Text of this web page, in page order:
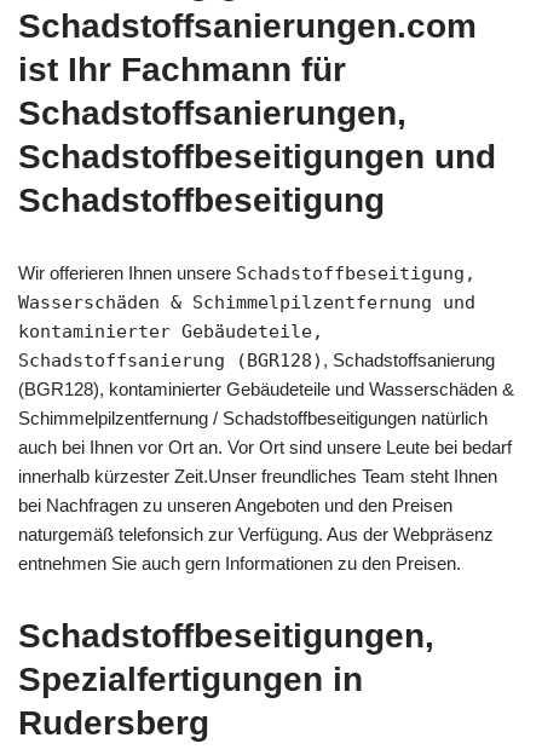
Schadstoffsanierungen.com
ist Ihr Fachmann für
Schadstoffsanierungen,
Schadstoffbeseitigungen und
Schadstoffbeseitigung
Wir offerieren Ihnen unsere Schadstoffbeseitigung,
Wasserschäden & Schimmelpilzentfernung und
kontaminierter Gebäudeteile,
Schadstoffsanierung (BGR128) , Schadstoffsanierung
(BGR128), kontaminierter Gebäudeteile und Wasserschäden &
Schimmelpilzentfernung / Schadstoffbeseitigungen natürlich
auch bei Ihnen vor Ort an. Vor Ort sind unsere Leute bei bedarf
innerhalb kürzester Zeit.Unser freundliches Team steht Ihnen
bei Nachfragen zu unseren Angeboten und den Preisen
naturgemäß telefonsich zur Verfügung. Aus der Webpräsenz
entnehmen Sie auch gern Informationen zu den Preisen.
Schadstoffbeseitigungen,
Spezialfertigungen in
Rudersberg